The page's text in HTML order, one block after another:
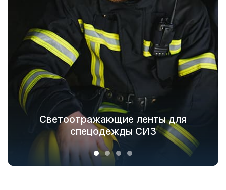
Светоотражающие ленты для
спецодежды СИЗ
Светоотражающие текстильные
решения для модной верхней
одежды
Светящиеся в темноте ткани для
верхней одежды
Решения по обеспечению
безопасности одежды для всей
отраслевой цепочки